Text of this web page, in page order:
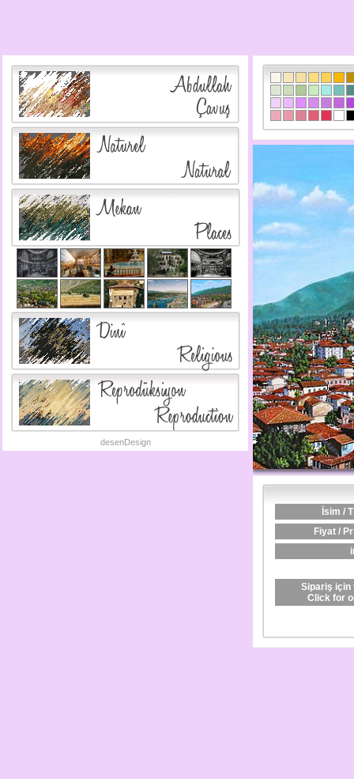
desenDesign
İsim /
Fiyat /
Sipariş için
Click for